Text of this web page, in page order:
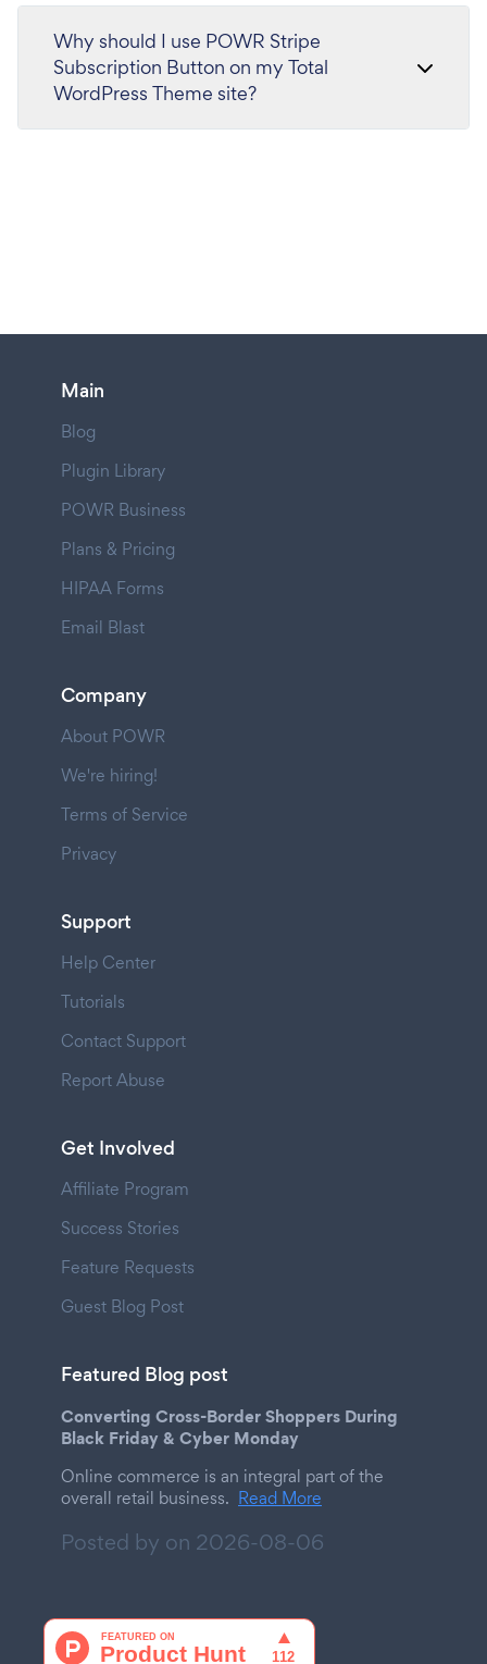
Why should I use POWR Stripe
Subscription Button on my Total
WordPress Theme site?
Main
Blog
Plugin Library
POWR Business
Plans & Pricing
HIPAA Forms
Email Blast
Company
About POWR
We're hiring!
Terms of Service
Privacy
Support
Help Center
Tutorials
Contact Support
Report Abuse
Get Involved
Affiliate Program
Success Stories
Feature Requests
Guest Blog Post
Featured Blog post
Converting Cross-Border Shoppers During
Black Friday & Cyber Monday
Online commerce is an integral part of the
overall retail business. Read More
Posted by on 2026-08-06